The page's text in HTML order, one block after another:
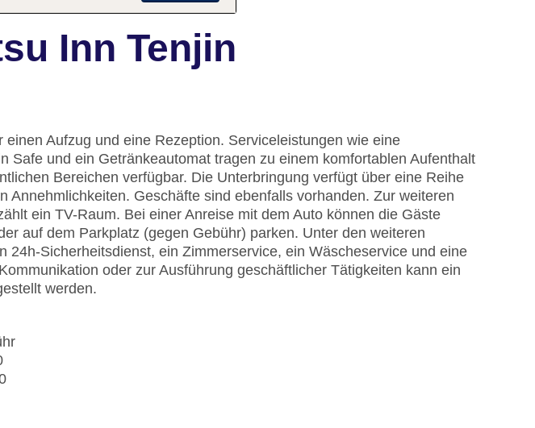
Inn Tenjin
einen Aufzug und eine Rezeption. Serviceleistungen wie eine
Safe und ein Getränkeautomat tragen zu einem komfortablen Aufenthalt
Bereichen verfügbar. Die Unterbringung verfügt über eine Reihe
Annehmlichkeiten. Geschäfte sind ebenfalls vorhanden. Zur weiteren
ein TV-Raum. Bei einer Anreise mit dem Auto können die Gäste
auf dem Parkplatz (gegen Gebühr) parken. Unter den weiteren
24h-Sicherheitsdienst, ein Zimmerservice, ein Wäscheservice und eine
oder zur Ausführung geschäftlicher Tätigkeiten kann ein
werden.